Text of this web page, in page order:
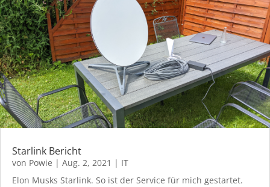
Starlink Bericht
von Powie | Aug. 2, 2021 | IT
Elon Musks Starlink. So ist der Service für mich gestartet.